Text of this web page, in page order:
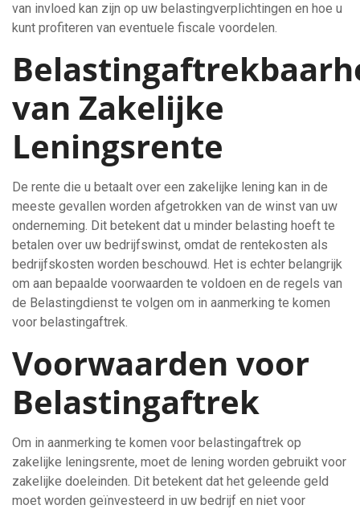
van invloed kan zijn op uw belastingverplichtingen en hoe u
kunt profiteren van eventuele fiscale voordelen.
van Zakelijke
Leningsrente
De rente die u betaalt over een zakelijke lening kan in de
meeste gevallen worden afgetrokken van de winst van uw
onderneming. Dit betekent dat u minder belasting hoeft te
betalen over uw bedrijfswinst, omdat de rentekosten als
bedrijfskosten worden beschouwd. Het is echter belangrijk
om aan bepaalde voorwaarden te voldoen en de regels van
de Belastingdienst te volgen om in aanmerking te komen
voor belastingaftrek.
Voorwaarden voor
Belastingaftrek
Om in aanmerking te komen voor belastingaftrek op
zakelijke leningsrente, moet de lening worden gebruikt voor
zakelijke doeleinden. Dit betekent dat het geleende geld
moet worden geïnvesteerd in uw bedrijf en niet voor